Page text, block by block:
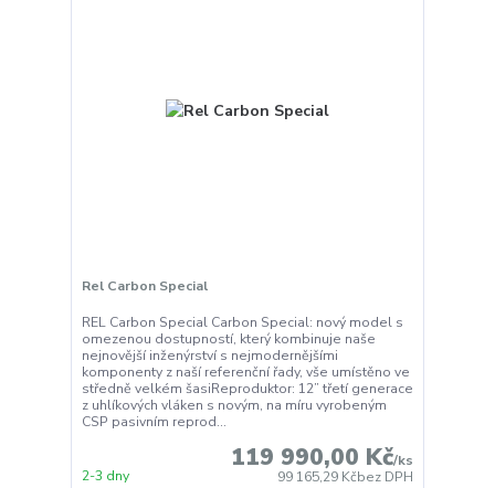
Rel Carbon Special
REL Carbon Special Carbon Special: nový model s
omezenou dostupností, který kombinuje naše
nejnovější inženýrství s nejmodernějšími
komponenty z naší referenční řady, vše umístěno ve
středně velkém šasiReproduktor: 12” třetí generace
z uhlíkových vláken s novým, na míru vyrobeným
CSP pasivním reprod...
119 990,00 Kč/ks
99 165,29 Kčbez DPH
2-3 dny